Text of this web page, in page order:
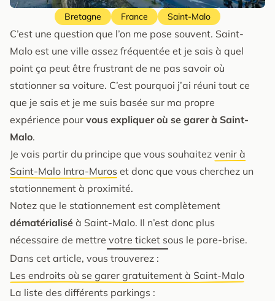
Bretagne France Saint-Malo
C’est une question que l’on me pose souvent. Saint-
Malo est une ville assez fréquentée et je sais à quel
point ça peut être frustrant de ne pas savoir où
stationner sa voiture. C’est pourquoi j’ai réuni tout ce
que je sais et je me suis basée sur ma propre
expérience pour vous expliquer où se garer à Saint-
Malo.
Je vais partir du principe que vous souhaitez venir à
Saint-Malo Intra-Muros et donc que vous cherchez un
stationnement à proximité.
Notez que le stationnement est complètement
dématérialisé à Saint-Malo. Il n’est donc plus
nécessaire de mettre votre ticket sous le pare-brise.
Dans cet article, vous trouverez :
Les endroits où se garer gratuitement à Saint-Malo
La liste des différents parkings :